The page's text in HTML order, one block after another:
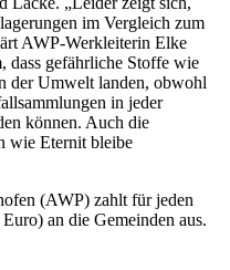
im Vergleich zum
AWP-Werkleiterin Elke
dass gefährliche Stoffe wie
der Umwelt landen, obwohl
in jeder
können. Auch die
wie Eternit bleibe
(AWP) zahlt für jeden
an die Gemeinden aus.